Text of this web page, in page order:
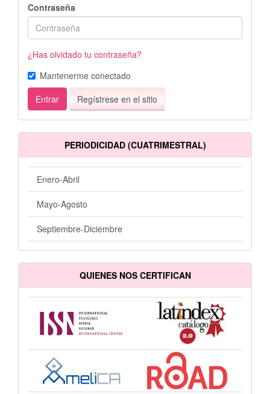
Contraseña
¿Has olvidado tu contraseña?
Mantenerme conectado
Entrar
Regístrese en el sitio
PERIODICIDAD (CUATRIMESTRAL)
Enero-Abril
Mayo-Agosto
Septiembre-Diciembre
QUIENES NOS CERTIFICAN